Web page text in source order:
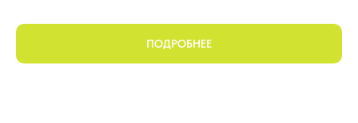
ПОДРОБНЕЕ